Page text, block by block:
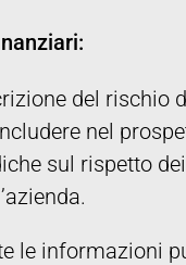
del rischio
nel
sul rispetto
le informazioni